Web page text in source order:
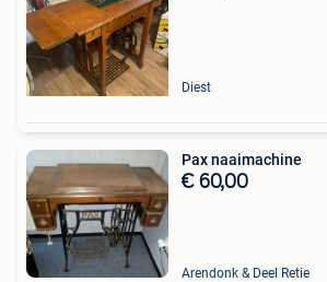
Diest
Pax naaimachine
€ 60,00
Arendonk & Deel Retie